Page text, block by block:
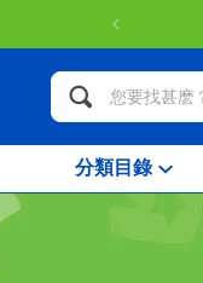
免費送貨服務。
分類目錄